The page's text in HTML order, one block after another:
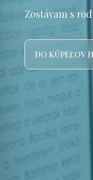
Zostávam s
DO KÚPEĽOV